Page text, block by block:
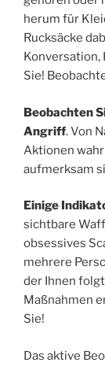
herum für
Rucksäcke
Konversation,
Sie!
Beobachten
Angriff. Von
Aktionen
aufmerksam
Einige
sichtbare
obsessives
mehrere
der Ihnen
Maßnahmen
Sie!
Das aktive